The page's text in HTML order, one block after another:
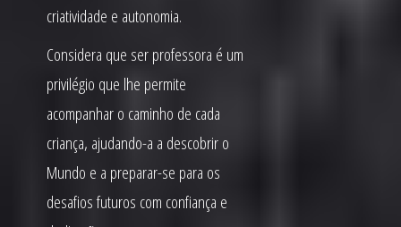
criatividade e autonomia.
Considera que ser professora é um
privilégio que lhe permite
acompanhar o caminho de cada
criança, ajudando-a a descobrir o
Mundo e a preparar-se para os
desafios futuros com confiança e